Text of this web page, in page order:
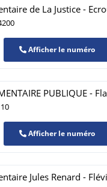
de La Justice -
Afficher le numéro
PUBLIQUE -
Afficher le numéro
Jules Renard -